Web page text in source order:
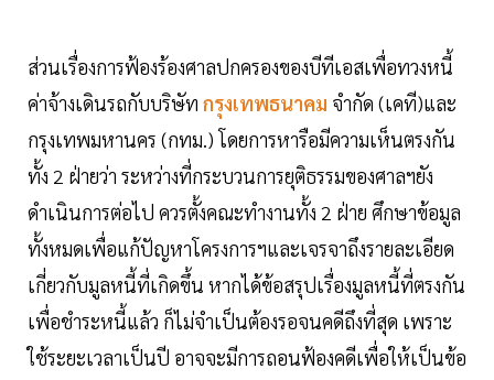
ส่วนเรื่องการฟ้องร้องศาลปกครองของบีทีเอสเพื่อทวงหนี้
ค่าจ้างเดินรถกับบริษัท กรุงเทพธนาคม จำกัด (เคที)และ
กรุงเทพมหานคร (กทม.) โดยการหารือมีความเห็นตรงกัน
ทั้ง 2 ฝ่ายว่า ระหว่างที่กระบวนการยุติธรรมของศาลฯยัง
ดำเนินการต่อไป ควรตั้งคณะทำงานทั้ง 2 ฝ่าย ศึกษาข้อมูล
ทั้งหมดเพื่อแก้ปัญหาโครงการฯและเจรจาถึงรายละเอียด
เกี่ยวกับมูลหนี้ที่เกิดขึ้น หากได้ข้อสรุปเรื่องมูลหนี้ที่ตรงกัน
เพื่อชำระหนี้แล้ว ก็ไม่จำเป็นต้องรอจนคดีถึงที่สุด เพราะ
ใช้ระยะเวลาเป็นปี อาจจะมีการถอนฟ้องคดีเพื่อให้เป็นข้อ